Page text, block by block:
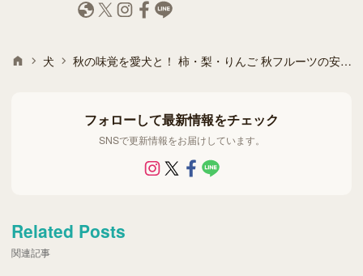
犬 秋の味覚を愛犬と！ 柿・梨・りんご 秋フルーツの安全性と注意点
フォローして最新情報をチェック
SNSで更新情報をお届けしています。
Related Posts
関連記事